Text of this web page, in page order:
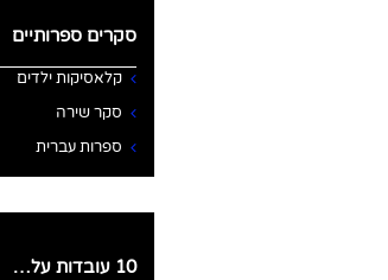
סקרים ספרותיים
קלאסיקות ילדים
סקר שירה
ספרות עברית
10 עובדות על…